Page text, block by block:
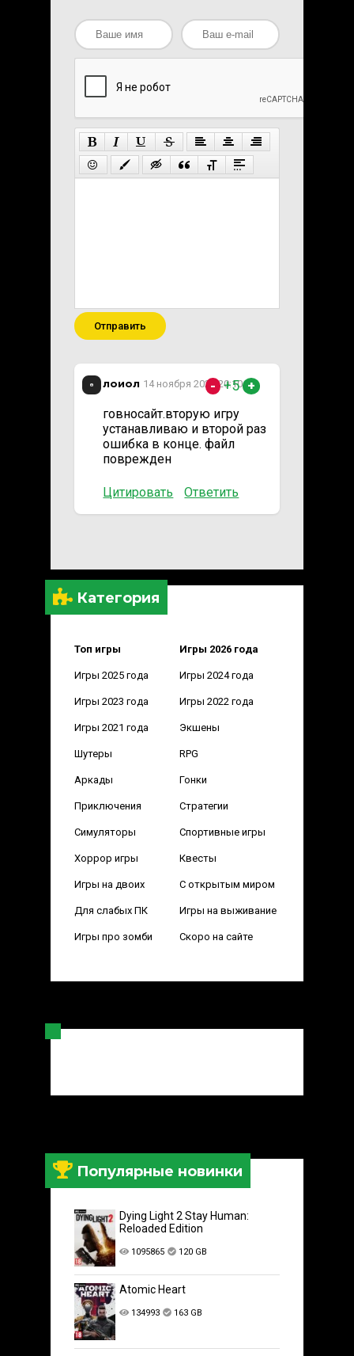
Категория
Топ игры Игры 2026 года
Игры 2025 года Игры 2024 года
Игры 2023 года Игры 2022 года
Игры 2021 года Экшены
Шутеры RPG
Аркады Гонки
Приключения Стратегии
Симуляторы Спортивные игры
Хоррор игры Квесты
Игры на двоих С открытым миром
Для слабых ПК Игры на выживание
Игры про зомби Скоро на сайте
Популярные новинки
Dying Light 2 Stay Human:
Reloaded Edition
1095865 120 GB
Atomic Heart
134993 163 GB
Отправить
лоиол 14 ноября 2025 20:10
говносайт.вторую игру
устанавливаю и второй раз
ошибка в конце. файл
поврежден
Цитировать Ответить
- +5 +